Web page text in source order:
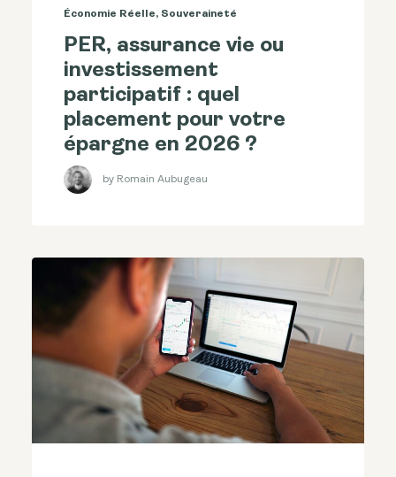
Économie Réelle, Souveraineté
PER, assurance vie ou
investissement
participatif : quel
placement pour votre
épargne en 2026 ?
by Romain Aubugeau